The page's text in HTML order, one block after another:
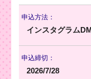
申込方法：
インスタグラム
申込締切：
2026/7/28